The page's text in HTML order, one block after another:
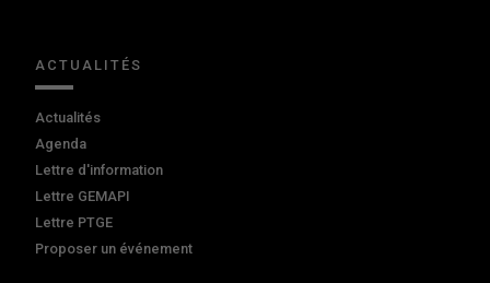
ACTUALITÉS
Actualités
Agenda
Lettre d'information
Lettre GEMAPI
Lettre PTGE
Proposer un événement